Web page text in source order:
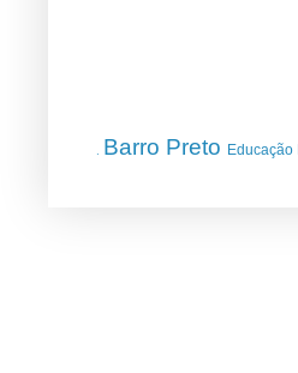
Barro Preto Educação